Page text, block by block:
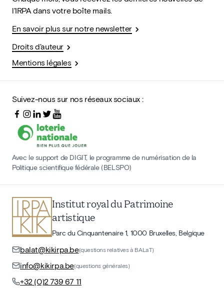
l'IRPA dans votre boîte mails.
En savoir plus sur notre newsletter
Droits d'auteur
Mentions légales
Suivez-nous sur nos réseaux sociaux :
Avec le support de DIGIT, le programme de numérisation de la
Politique scientifique fédérale (BELSPO)
Institut royal du Patrimoine
artistique
Parc du Cinquantenaire 1, 1000 Bruxelles, Belgique
balat@kikirpa.be(questions relatives à BALaT)
info@kikirpa.be(questions générales)
+32 (0)2 739 67 11